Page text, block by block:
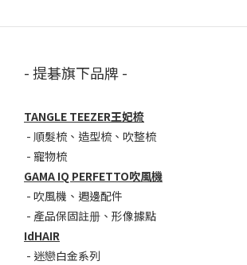
- 提碁旗下品牌 -
TANGLE TEEZER王妃梳
- 順髮梳 、 造型梳 、 吹整梳
- 寵物梳
GAMA IQ PERFETTO吹風機
- 吹風機 、 週邊配件
- 產品保固註册 、 形像據點
IdHAIR
- 迷戀白金系列